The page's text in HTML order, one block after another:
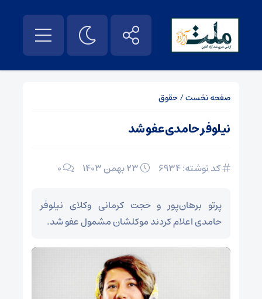
صفحه نخست/حقوق
نیلوفر حامدی عفو شد
کد نوشته: 6934 0
پرتو برهان‌پور و حجت کرمانی وکلای نیلوفر
حامدی اعلام کردند موکلشان مشمول عفو شد.